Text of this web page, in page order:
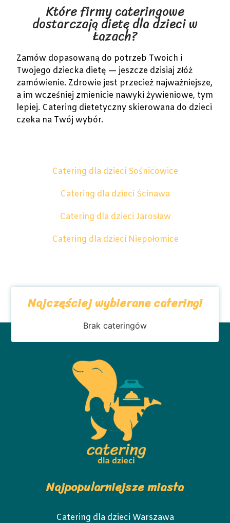
Które firmy cateringowe
dostarczają dietę dla dzieci w
Łazach?
Zamów dopasowaną do potrzeb Twoich i
Twojego dziecka dietę — jeszcze dzisiaj złóż
zamówienie. Zdrowie jest przecież najważniejsze,
a im wcześniej zmienicie nawyki żywieniowe, tym
lepiej. Catering dietetyczny skierowana do dzieci
czeka na Twój wybór.
Catering dla dzieci Sośnicowice
Catering dla dzieci Ścinawa
Catering dla dzieci Jarosław
Catering dla dzieci Niepołomice
Najczęściej wybierane cateringi
Brak cateringów
Najpopularniejsze miasta
Catering dla dzieci Warszawa